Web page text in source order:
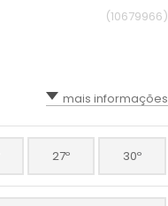
(10679966)
mais informações
27º 30º